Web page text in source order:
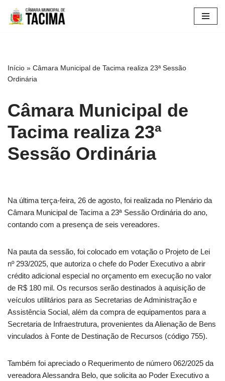
Pular
Início » Câmara Municipal de Tacima realiza 23ª Sessão
Ordinária
Câmara Municipal de
Tacima realiza 23ª
Sessão Ordinária
Na última terça-feira, 26 de agosto, foi realizada no Plenário da
Câmara Municipal de Tacima a 23ª Sessão Ordinária do ano,
contando com a presença de seis vereadores.
Na pauta da sessão, foi colocado em votação o Projeto de Lei
nº 293/2025, que autoriza o chefe do Poder Executivo a abrir
crédito adicional especial no orçamento em execução no valor
de R$ 180 mil. Os recursos serão destinados à aquisição de
veículos utilitários para as Secretarias de Administração e
Assistência Social, além da compra de equipamentos para a
Secretaria de Infraestrutura, provenientes da Alienação de Bens
vinculados à Fonte de Destinação de Recursos (código 755).
Também foi apreciado o Requerimento de número 062/2025 da
vereadora Alessandra Belo, que solicita ao Poder Executivo a